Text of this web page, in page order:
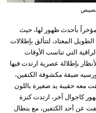
بصيبص
مؤخراً بأحدث ظهور لها، حيث
المعتاد، لتتألق بإطلالات
التي تناسب الأوقات
بإطلالة عصرية ارتدت فيها
ضيقة مكشوفة الكتفين،
معه حقيبة يد صغيرة باللون
كاجوال آخر، ارتدت كنزة
عن أحد الكتفين، مع بنطال